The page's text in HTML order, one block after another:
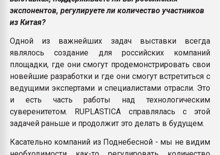
экспонентов, регулируете ли количество участников
из Китая?
Одной из важнейших задач выставки всегда
являлось создание для российских компаний
площадки, где они смогут продемонстрировать свои
новейшие разработки и где они смогут встретиться с
ведущими экспертами и специалистами отрасли. Это
и есть часть работы над технологическим
суверенитетом. RUPLASTICA справлялась с этой
задачей раньше и продолжит это делать в будущем.
Касательно компаний из Поднебесной - мы не видим